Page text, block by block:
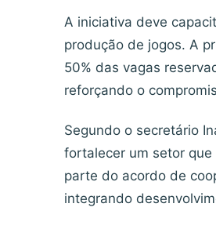
A iniciativa deve
produção de jogos. A
50% das vagas
reforçando o
Segundo o secretário
fortalecer um setor que
parte do acordo de
integrando